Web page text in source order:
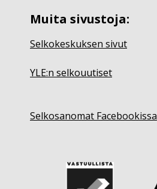
Muita sivustoja:
Selkokeskuksen sivut
YLE:n selkouutiset
Selkosanomat Facebookissa